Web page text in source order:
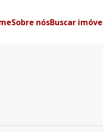
Sobre nósBuscar